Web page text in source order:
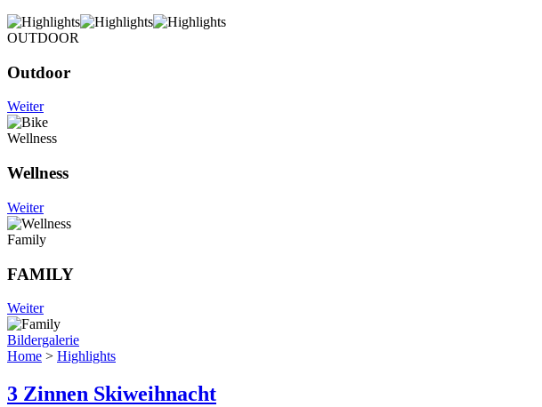
OUTDOOR
Outdoor
Weiter
Wellness
Wellness
Weiter
Family
FAMILY
Weiter
Bildergalerie
Home > Highlights
3 Zinnen Skiweihnacht